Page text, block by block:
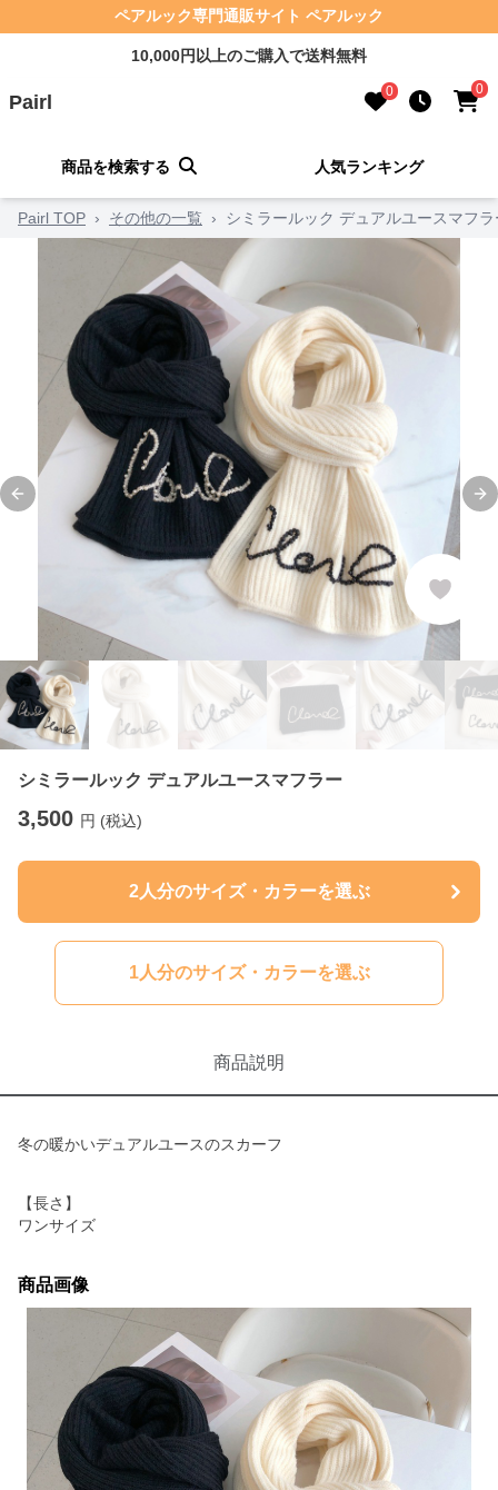
ペアルック専門通販サイト ペアルック
10,000円以上のご購入で送料無料
Pairl 0 0
商品を検索する 人気ランキング
Pairl TOP › その他の一覧 › シミラールック デュアルユースマフラ
Previous slide
シミラールック デュアルユースマフラー
3,500 円 (税込)
2人分のサイズ・カラーを選ぶ
1人分のサイズ・カラーを選ぶ
商品説明
冬の暖かいデュアルユースのスカーフ
【長さ】
ワンサイズ
商品画像